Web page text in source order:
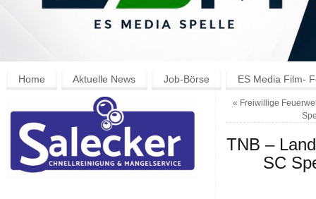
Home Aktuelle News Job-Börse ES Media Film-
« Freiwillige
TNB –
SC